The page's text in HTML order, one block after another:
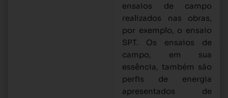
ensaios de campo
realizados nas obras,
por exemplo, o ensaio
SPT. Os ensaios de
campo, em sua
essência, também são
perfis de energia
apresentados de